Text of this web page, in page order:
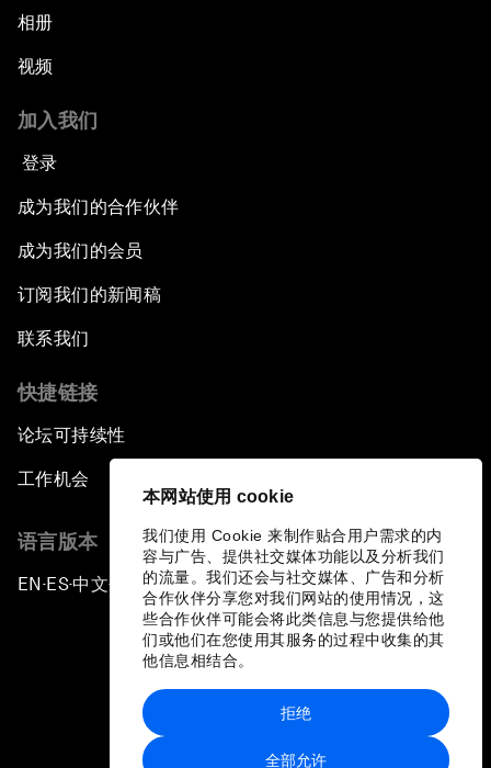
本网站使用 cookie
我们使用 Cookie 来制作贴合用户需求的内
容与广告、提供社交媒体功能以及分析我们
的流量。我们还会与社交媒体、广告和分析
合作伙伴分享您对我们网站的使用情况，这
些合作伙伴可能会将此类信息与您提供给他
们或他们在您使用其服务的过程中收集的其
他信息相结合。
全部允许
拒绝
相册
视频
加入我们
登录
成为我们的合作伙伴
成为我们的会员
订阅我们的新闻稿
联系我们
快捷链接
论坛可持续性
工作机会
语言版本
EN ▪ ES▪中文▪ 日本語